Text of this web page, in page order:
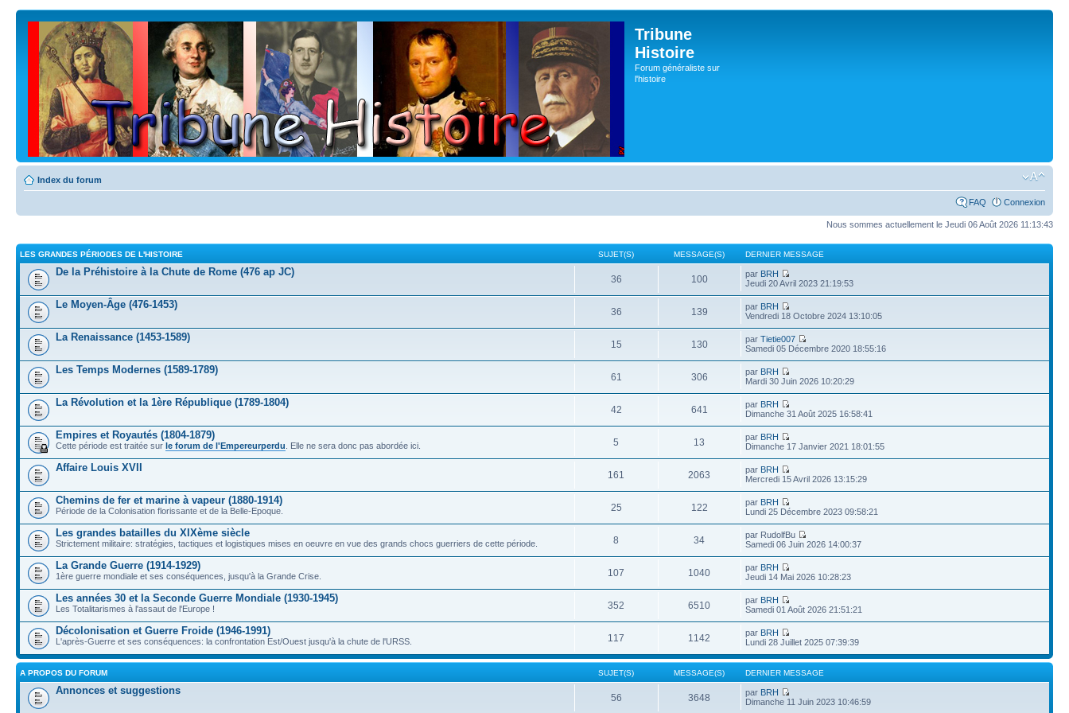
Tribune
Histoire
Forum généraliste sur
l'histoire
Index du forum
FAQ Connexion
Nous sommes actuellement le Jeudi 06 Août 2026 11:13:43
LES GRANDES PÉRIODES DE L'HISTOIRE SUJET(S) MESSAGE(S) DERNIER MESSAGE
De la Préhistoire à la Chute de Rome (476 ap JC)
36 100 par BRH
Jeudi 20 Avril 2023 21:19:53
Le Moyen-Âge (476-1453)
36 139 par BRH
Vendredi 18 Octobre 2024 13:10:05
La Renaissance (1453-1589)
15 130 parTietie007
Samedi 05 Décembre 2020 18:55:16
Les Temps Modernes (1589-1789)
61 306 par BRH
Mardi 30 Juin 2026 10:20:29
La Révolution et la 1ère République (1789-1804)
42 641 par BRH
Dimanche 31 Août 2025 16:58:41
Empires et Royautés (1804-1879)
Cette période est traitée sur le forum de l'Empereurperdu . Elle ne sera donc pas abordée ici. 5 13 par BRH
Dimanche 17 Janvier 2021 18:01:55
Affaire Louis XVII
161 2063 par BRH
Mercredi 15 Avril 2026 13:15:29
Chemins de fer et marine à vapeur (1880-1914)
Période de la Colonisation florissante et de la Belle-Epoque. 25 122 par BRH
Lundi 25 Décembre 2023 09:58:21
Les grandes batailles du XIXème siècle
Strictement militaire: stratégies, tactiques et logistiques mises en oeuvre en vue des grands chocs guerriers de cette période. 8 34
par RudolfBu
Samedi 06 Juin 2026 14:00:37
La Grande Guerre (1914-1929)
1ère guerre mondiale et ses conséquences, jusqu'à la Grande Crise. 107 1040 par BRH
Jeudi 14 Mai 2026 10:28:23
Les années 30 et la Seconde Guerre Mondiale (1930-1945)
Les Totalitarismes à l'assaut de l'Europe ! 352 6510 par BRH
Samedi 01 Août 2026 21:51:21
Décolonisation et Guerre Froide (1946-1991)
L'après-Guerre et ses conséquences: la confrontation Est/Ouest jusqu'à la chute de l'URSS. 117 1142 par BRH
Lundi 28 Juillet 2025 07:39:39
A PROPOS DU FORUM SUJET(S) MESSAGE(S) DERNIER MESSAGE
Annonces et suggestions
56 3648 par BRH
Dimanche 11 Juin 2023 10:46:59